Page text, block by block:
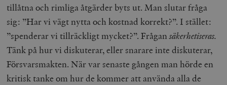
tillåtna och rimliga åtgärder byts ut. Man slutar fråga
sig: ”Har vi vägt nytta och kostnad korrekt?”. I stället:
”spenderar vi tillräckligt mycket?”. Frågansäkerhetiseras.
Tänk på hur vi diskuterar, eller snarare inte diskuterar,
Försvarsmakten. När var senaste gången man hörde en
kritisk tanke om hur de kommer att använda alla de